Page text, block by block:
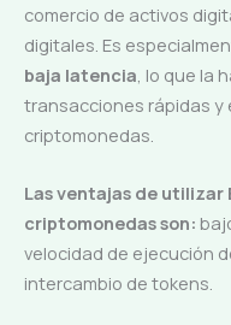
comercio de activos
digitales. Es
baja latencia , lo que la
transacciones rápidas y
criptomonedas.
Las ventajas de utilizar
criptomonedas son:
velocidad de ejecución
intercambio de tokens.